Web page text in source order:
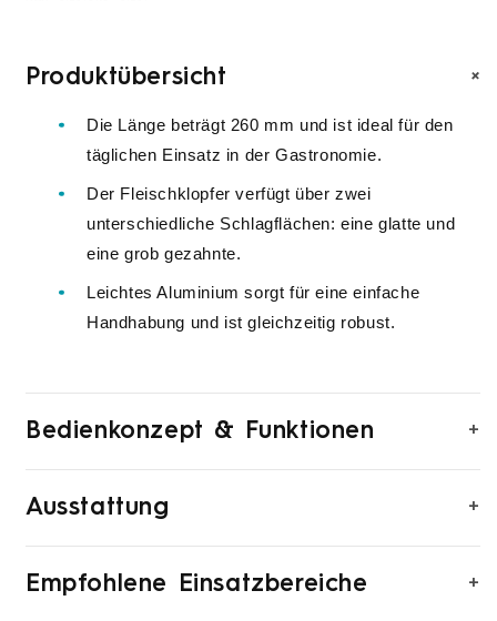
Produktübersicht +
Die Länge beträgt 260 mm und ist ideal für den
täglichen Einsatz in der Gastronomie.
Der Fleischklopfer verfügt über zwei
unterschiedliche Schlagflächen: eine glatte und
eine grob gezahnte.
Leichtes Aluminium sorgt für eine einfache
Handhabung und ist gleichzeitig robust.
Bedienkonzept & Funktionen +
Ausstattung +
Empfohlene Einsatzbereiche +